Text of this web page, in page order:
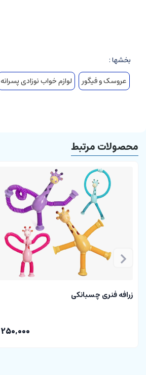
بامزه و جذاب
مناسب برای هدیه
مناسب برای تزیین اتاق
بخشها :
عروسک و فیگور
لوازم خواب نوزادی پسرانه
محصولات مرتبط
زرافه فنری چسبانکی
250,000